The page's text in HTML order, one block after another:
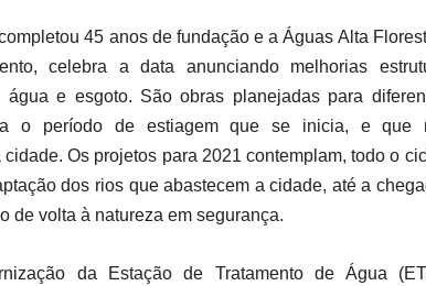
45 anos de fundação e a Águas Alta
celebra a data anunciando melhorias
e esgoto. São obras planejadas para
o período de estiagem que se inicia, e que
Os projetos para 2021 contemplam, todo o
dos rios que abastecem a cidade, até a
de volta à natureza em segurança.
da Estação de Tratamento de Água